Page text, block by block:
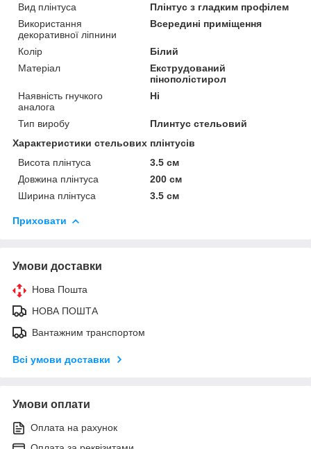
Вид плінтуса
Плінтус з гладким профілем
Використання
декоративної ліпнини
Всередині приміщення
Колір
Білий
Матеріал
Екструдований
пінополістирол
Наявність гнучкого
аналога
Ні
Тип виробу
Плинтус стельовий
Характеристики стельових плінтусів
Висота плінтуса
3.5 см
Довжина плінтуса
200 см
Ширина плінтуса
3.5 см
Приховати
Умови доставки
Нова Пошта
НОВА ПОШТА
Вантажним транспортом
Всі умови доставки
Умови оплати
Оплата на рахунок